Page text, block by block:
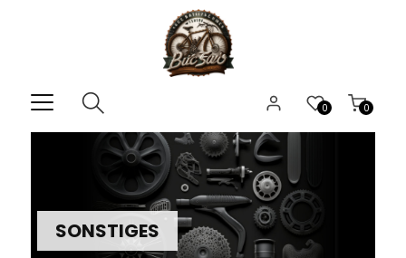
0
0
SONSTIGES